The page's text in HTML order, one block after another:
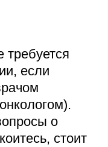
если
о
стоит